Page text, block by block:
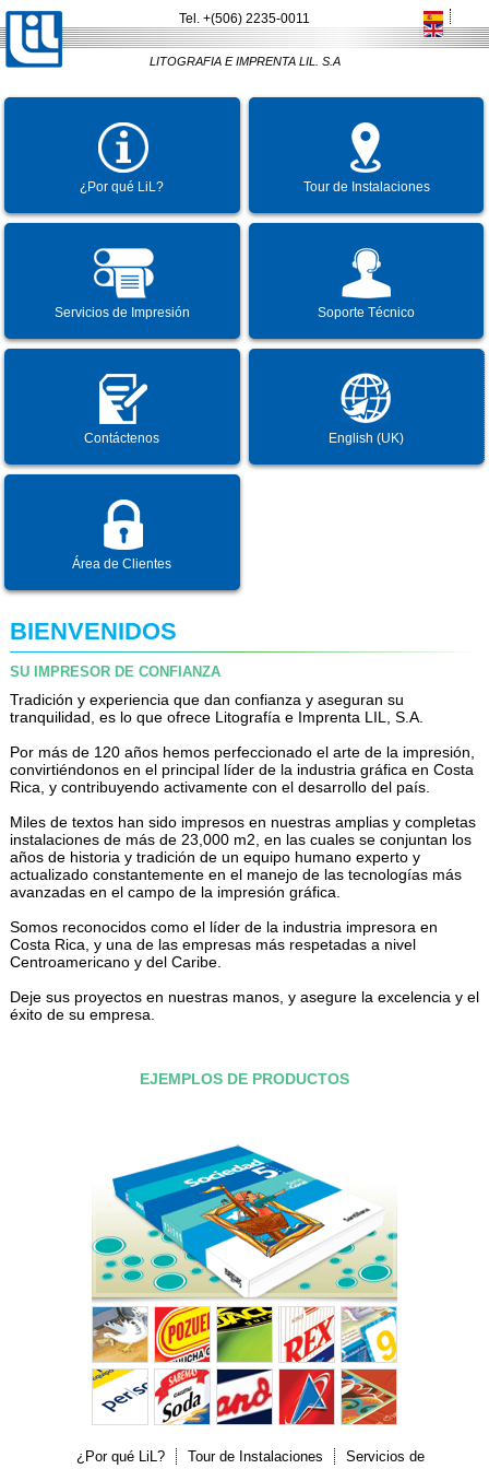
LITOGRAFIA E IMPRENTA LIL. S.A
Tel . +(506) 2235-0011
¿Por qué LiL? Tour de Instalaciones
Servicios de Impresión Soporte Técnico
Contáctenos English (UK)
Área de Clientes
BIENVENIDOS
SU IMPRESOR DE CONFIANZA
Tradición y experiencia que dan confianza y aseguran su
tranquilidad, es lo que ofrece Litografía e Imprenta LIL, S.A.
Por más de 120 años hemos perfeccionado el arte de la impresión,
convirtiéndonos en el principal líder de la industria gráfica en Costa
Rica, y contribuyendo activamente con el desarrollo del país.
Miles de textos han sido impresos en nuestras amplias y completas
instalaciones de más de 23,000 m2, en las cuales se conjuntan los
años de historia y tradición de un equipo humano experto y
actualizado constantemente en el manejo de las tecnologías más
avanzadas en el campo de la impresión gráfica.
Somos reconocidos como el líder de la industria impresora en
Costa Rica, y una de las empresas más respetadas a nivel
Centroamericano y del Caribe.
Deje sus proyectos en nuestras manos, y asegure la excelencia y el
éxito de su empresa.
EJEMPLOS DE PRODUCTOS
¿Por qué LiL? Tour de Instalaciones Servicios de